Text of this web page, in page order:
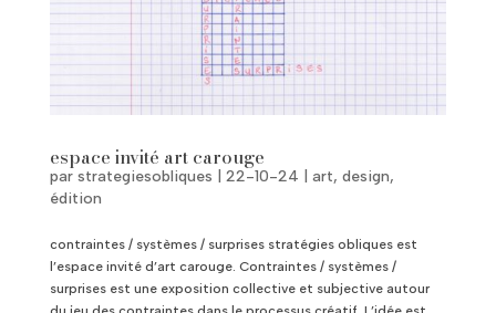
espace invité art carouge
par strategiesobliques 22-10-24 art, design,
édition
contraintes / systèmes / surprises stratégies obliques est
l’espace invité d’art carouge. Contraintes / systèmes /
surprises est une exposition collective et subjective autour